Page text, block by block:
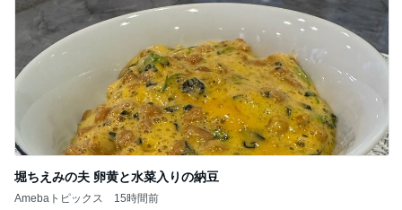
堀ちえみの夫 卵黄と水菜入りの納豆
Amebaトピックス 15時間前